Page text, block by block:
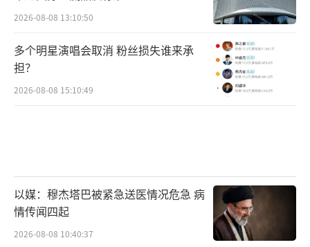
2026-08-08 13:10:50
多个明星演唱会取消 粉丝损失谁来承
担？
2026-08-08 15:10:49
以媒：穆杰塔巴被紧急送医情况危急 病
情传闻四起
2026-08-08 10:40:37